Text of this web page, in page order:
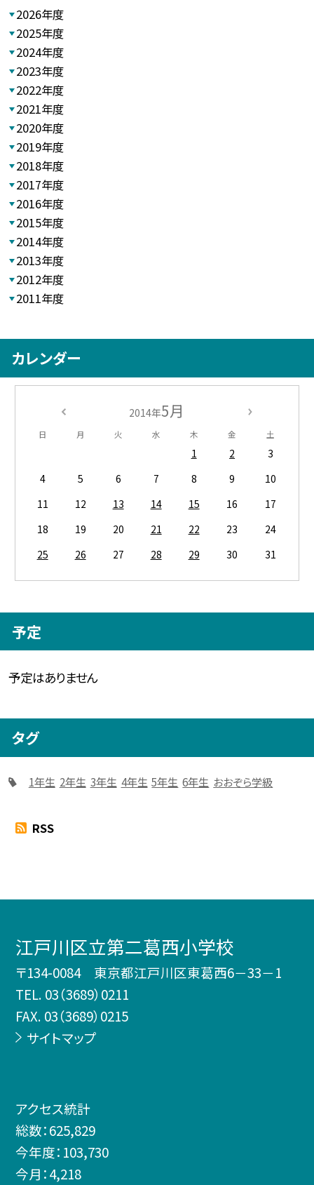
2026年度
2025年度
2024年度
2023年度
2022年度
2021年度
2020年度
2019年度
2018年度
2017年度
2016年度
2015年度
2014年度
2013年度
2012年度
2011年度
カレンダー
2014年5月
日 月 火 水 木 金 土
1 2
3
4
5 6 7 8 9
10
11
12 13 14 15 16
17
18
19 20 21 22 23
24
25
26 27 28 29 30 31
予定
予定はありません
タグ
1年生 2年生 3年生 4年生 5年生 6年生 おおぞら学級
RSS
江戸川区立第二葛西小学校
〒134-0084 東京都江戸川区東葛西6－33－1
TEL. 03（3689）0211
FAX. 03（3689）0215
サイトマップ
アクセス統計
総数：625,829
今年度： 103,730
今月：4,218